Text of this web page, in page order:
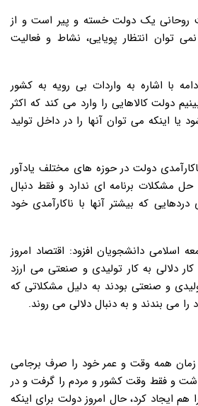
روحانی یک دولت خسته و پیر است و از
توان انتظار پویایی، نشاط و فعالیت
با اشاره به واردات بی رویه به کشور
دولت کالاهایی را وارد می کند که اکثر
یا اینکه می توان آنها را در داخل تولید
دولت در حوزه های مختلف یادآور
مشکلات برنامه ای ندارد و فقط دنبال
که بیشتر آنها با ناکارآمدی خود
اسلامی دانشجویان افزود: اقتصاد امروز
دلالی به کار تولیدی و صنعتی می ارزد
و صنعتی بودند به دلیل مشکلاتی که
را می بندند و به دنبال دلالی می روند.
همه وقت و عمر خود را صرف برجامی
و فقط وقت کشور و مردم را گرفت و در
ایجاد کرد، حال امروز دولت برای اینکه